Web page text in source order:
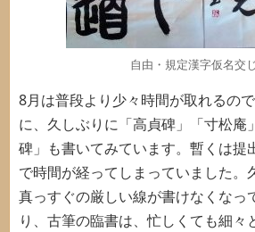
自由・規定漢字仮名交
8月は普段より少々時間が取れるの
に、久しぶりに「高貞碑」「寸松庵
碑」も書いてみています。暫くは提
で時間が経ってしまっていました。
真っすぐの厳しい線が書けなくなっ
り、古筆の臨書は、忙しくても細々